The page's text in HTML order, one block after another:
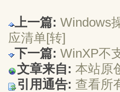
上一篇: Windows
应清单[转]
下一篇: WinXP不
文章来自: 本站原
引用通告: 查看所